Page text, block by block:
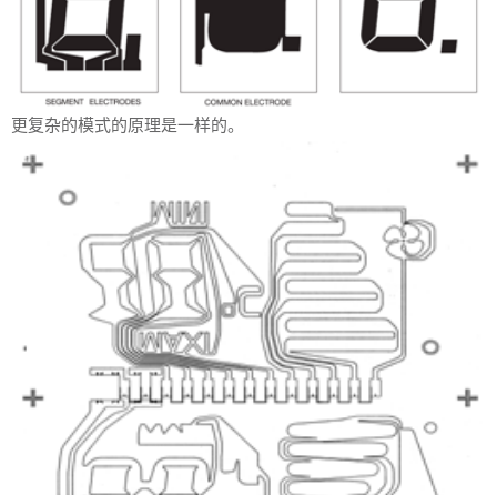
更复杂的模式的原理是一样的。